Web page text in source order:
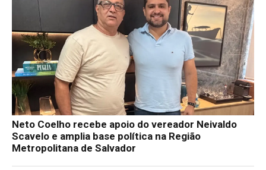
Neto Coelho recebe apoio do vereador Neivaldo
Scavelo e amplia base política na Região
Metropolitana de Salvador